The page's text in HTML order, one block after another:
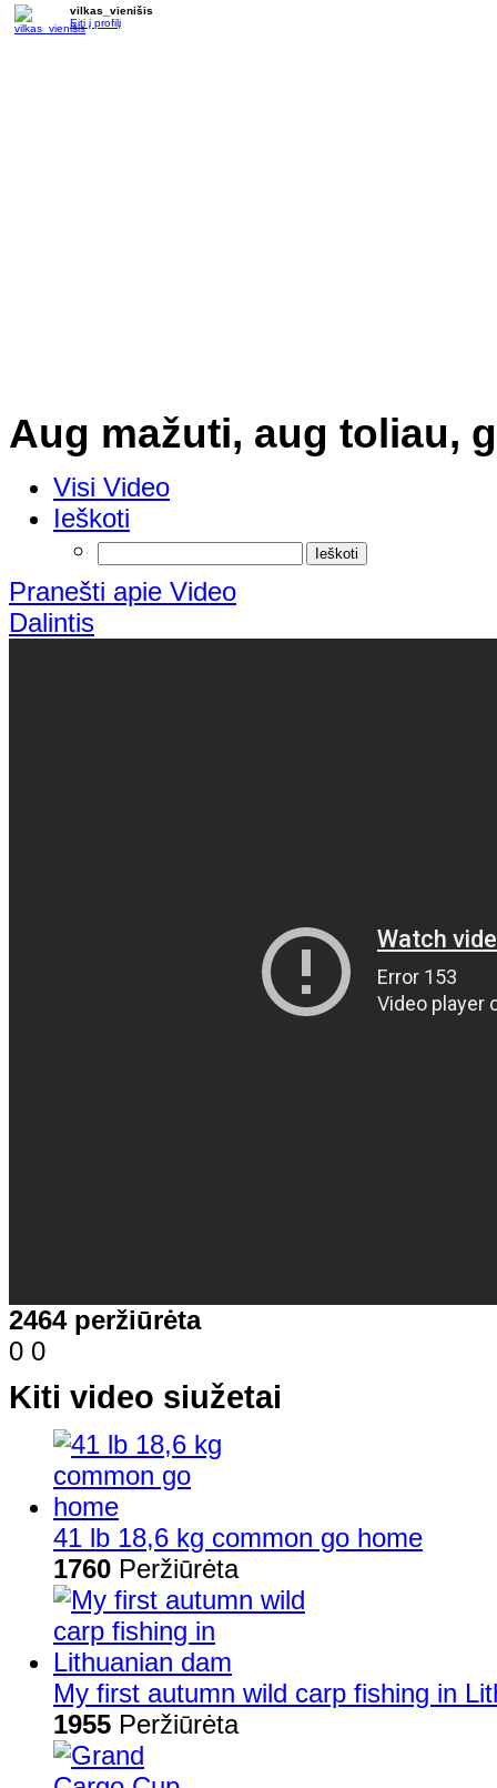
vilkas_vienišis
Eiti į profilį
Aug mažuti, aug toliau,
Visi Video
Ieškoti
Pranešti apie Video
Dalintis
2464 peržiūrėta
0 0
Kiti video siužetai
41 lb 18,6 kg common go home
1760 Peržiūrėta
My first autumn wild carp fishing in
1955 Peržiūrėta